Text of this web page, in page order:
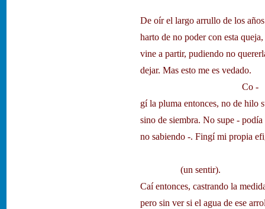
De oír el largo arrullo de los años
harto de no poder con esta queja,
vine a partir, pudiendo no
dejar. Mas esto me es vedado.
Co -
gí la pluma entonces, no de hilo
sino de siembra. No supe - podía
no sabiendo -. Fingí mi propia
(un sentir).
Caí entonces, castrando la
pero sin ver si el agua de ese